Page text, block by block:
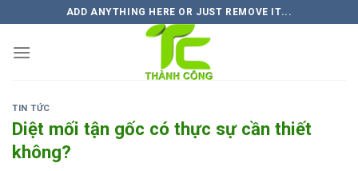
to
content
ADD ANYTHING HERE OR JUST REMOVE IT...
TIN TỨC
Diệt mối tận gốc có thực sự cần thiết
không?